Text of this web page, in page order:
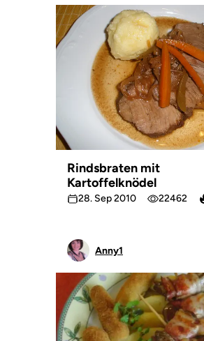
Rindsbraten mit
Kartoffelknödel
28. Sep 2010 22462
Anny1